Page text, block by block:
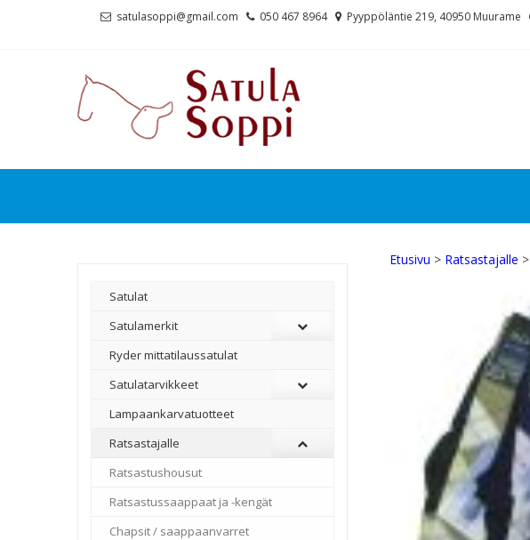
satulasoppi@gmail.com 050 467 8964 Pyyppöläntie 219, 40950 Muurame
Etusivu > Ratsastajalle >
Satulat
Satulamerkit
Ryder mittatilaussatulat
Satulatarvikkeet
–
Lampaankarvatuotteet
Ratsastajalle
Ratsastushousut
Ratsastussaappaat ja -kengät
Chapsit / saappaanvarret